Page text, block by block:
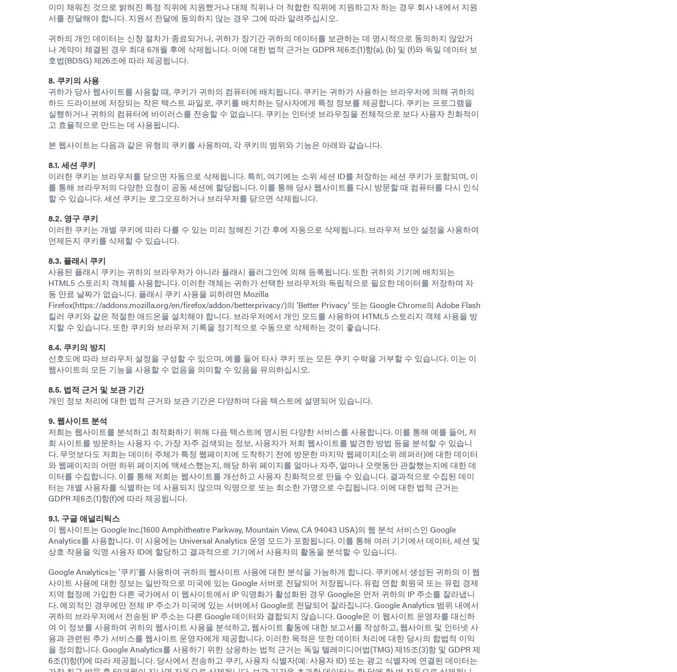
이미 채워진 것으로 밝혀진 특정 직위에 지원했거나 대체 직위나 더 적합한 직위에 지원하고자 하는 경우 회사 내에서 지원
서를 전달해야 합니다. 지원서 전달에 동의하지 않는 경우 그에 따라 알려주십시오.
귀하의 개인 데이터는 신청 절차가 종료되거나, 귀하가 장기간 귀하의 데이터를 보관하는 데 명시적으로 동의하지 않았거
나 계약이 체결된 경우 최대 6개월 후에 삭제됩니다. 이에 대한 법적 근거는 GDPR 제6조(1)항(a), (b) 및 (f)와 독일 데이터 보
호법(BDSG) 제26조에 따라 제공됩니다.
8. 쿠키의 사용
귀하가 당사 웹사이트를 사용할 때, 쿠키가 귀하의 컴퓨터에 배치됩니다. 쿠키는 귀하가 사용하는 브라우저에 의해 귀하의
하드 드라이브에 저장되는 작은 텍스트 파일로, 쿠키를 배치하는 당사자에게 특정 정보를 제공합니다. 쿠키는 프로그램을
실행하거나 귀하의 컴퓨터에 바이러스를 전송할 수 없습니다. 쿠키는 인터넷 브라우징을 전체적으로 보다 사용자 친화적이
고 효율적으로 만드는 데 사용됩니다.
본 웹사이트는 다음과 같은 유형의 쿠키를 사용하며, 각 쿠키의 범위와 기능은 아래와 같습니다.
8.1. 세션 쿠키
이러한 쿠키는 브라우저를 닫으면 자동으로 삭제됩니다. 특히, 여기에는 소위 세션 ID를 저장하는 세션 쿠키가 포함되며, 이
를 통해 브라우저의 다양한 요청이 공동 세션에 할당됩니다. 이를 통해 당사 웹사이트를 다시 방문할 때 컴퓨터를 다시 인식
할 수 있습니다. 세션 쿠키는 로그오프하거나 브라우저를 닫으면 삭제됩니다.
8.2. 영구 쿠키
이러한 쿠키는 개별 쿠키에 따라 다를 수 있는 미리 정해진 기간 후에 자동으로 삭제됩니다. 브라우저 보안 설정을 사용하여
언제든지 쿠키를 삭제할 수 있습니다.
8.3. 플래시 쿠키
사용된 플래시 쿠키는 귀하의 브라우저가 아니라 플래시 플러그인에 의해 등록됩니다. 또한 귀하의 기기에 배치되는
HTML5 스토리지 객체를 사용합니다. 이러한 객체는 귀하가 선택한 브라우저와 독립적으로 필요한 데이터를 저장하며 자
동 만료 날짜가 없습니다. 플래시 쿠키 사용을 피하려면 Mozilla
Firefox(https://addons.mozilla.org/en/firefox/addon/betterprivacy/)의 'Better Privacy' 또는 Google Chrome의 Adobe Flash
킬러 쿠키와 같은 적절한 애드온을 설치해야 합니다. 브라우저에서 개인 모드를 사용하여 HTML5 스토리지 객체 사용을 방
지할 수 있습니다. 또한 쿠키와 브라우저 기록을 정기적으로 수동으로 삭제하는 것이 좋습니다.
8.4. 쿠키의 방지
선호도에 따라 브라우저 설정을 구성할 수 있으며, 예를 들어 타사 쿠키 또는 모든 쿠키 수락을 거부할 수 있습니다. 이는 이
웹사이트의 모든 기능을 사용할 수 없음을 의미할 수 있음을 유의하십시오.
8.5. 법적 근거 및 보관 기간
개인 정보 처리에 대한 법적 근거와 보관 기간은 다양하며 다음 텍스트에 설명되어 있습니다.
9. 웹사이트 분석
저희는 웹사이트를 분석하고 최적화하기 위해 다음 텍스트에 명시된 다양한 서비스를 사용합니다. 이를 통해 예를 들어, 저
희 사이트를 방문하는 사용자 수, 가장 자주 검색되는 정보, 사용자가 저희 웹사이트를 발견한 방법 등을 분석할 수 있습니
다. 무엇보다도 저희는 데이터 주체가 특정 웹페이지에 도착하기 전에 방문한 마지막 웹페이지(소위 레퍼러)에 대한 데이터
와 웹페이지의 어떤 하위 페이지에 액세스했는지, 해당 하위 페이지를 얼마나 자주, 얼마나 오랫동안 관찰했는지에 대한 데
이터를 수집합니다. 이를 통해 저희는 웹사이트를 개선하고 사용자 친화적으로 만들 수 있습니다. 결과적으로 수집된 데이
터는 개별 사용자를 식별하는 데 사용되지 않으며 익명으로 또는 최소한 가명으로 수집됩니다. 이에 대한 법적 근거는
GDPR 제6조(1)항(f)에 따라 제공됩니다.
9.1. 구글 애널리틱스
이 웹사이트는 Google Inc.(1600 Amphitheatre Parkway, Mountain View, CA 94043 USA)의 웹 분석 서비스인 Google
Analytics를 사용합니다. 이 사용에는 Universal Analytics 운영 모드가 포함됩니다. 이를 통해 여러 기기에서 데이터, 세션 및
상호 작용을 익명 사용자 ID에 할당하고 결과적으로 기기에서 사용자의 활동을 분석할 수 있습니다.
Google Analytics는 '쿠키'를 사용하여 귀하의 웹사이트 사용에 대한 분석을 가능하게 합니다. 쿠키에서 생성된 귀하의 이 웹
사이트 사용에 대한 정보는 일반적으로 미국에 있는 Google 서버로 전달되어 저장됩니다. 유럽 연합 회원국 또는 유럽 경제
지역 협정에 가입한 다른 국가에서 이 웹사이트에서 IP 익명화가 활성화된 경우 Google은 먼저 귀하의 IP 주소를 잘라냅니
다. 예외적인 경우에만 전체 IP 주소가 미국에 있는 서버에서 Google로 전달되어 잘라집니다. Google Analytics 범위 내에서
귀하의 브라우저에서 전송된 IP 주소는 다른 Google 데이터와 결합되지 않습니다. Google은 이 웹사이트 운영자를 대신하
여 이 정보를 사용하여 귀하의 웹사이트 사용을 분석하고, 웹사이트 활동에 대한 보고서를 작성하고, 웹사이트 및 인터넷 사
용과 관련된 추가 서비스를 웹사이트 운영자에게 제공합니다. 이러한 목적은 또한 데이터 처리에 대한 당사의 합법적 이익
을 정의합니다. Google Analytics를 사용하기 위한 상응하는 법적 근거는 독일 텔레미디어법(TMG) 제15조(3)항 및 GDPR 제
6조(1)항(f)에 따라 제공됩니다. 당사에서 전송하고 쿠키, 사용자 식별자(예: 사용자 ID) 또는 광고 식별자에 연결된 데이터는